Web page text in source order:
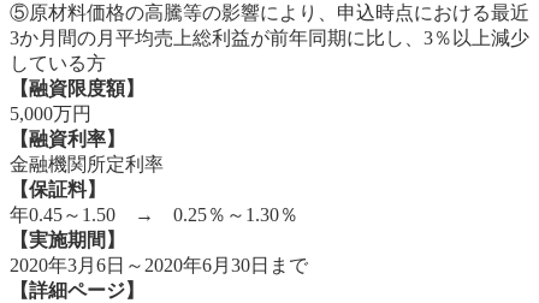
⑤原材料価格の高騰等の影響により、申込時点における最近
3か月間の月平均売上総利益が前年同期に比し、3％以上減少
している方
【融資限度額】
5,000万円
【融資利率】
⾦融機関所定利率
【保証料】
年0.45～1.50 → 0.25％～1.30％
【実施期間】
2020年3月6日～2020年6月30日まで
【詳細ページ】